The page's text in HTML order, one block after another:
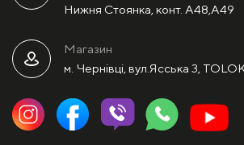
Нижня Стоянка, конт. А48,А49
Магазин
м. Чернівці, вул.Ясська 3,